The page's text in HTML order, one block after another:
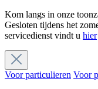
Kom langs in onze
Gesloten tijdens het
servicedienst vindt u hier
Voor particulieren Voor